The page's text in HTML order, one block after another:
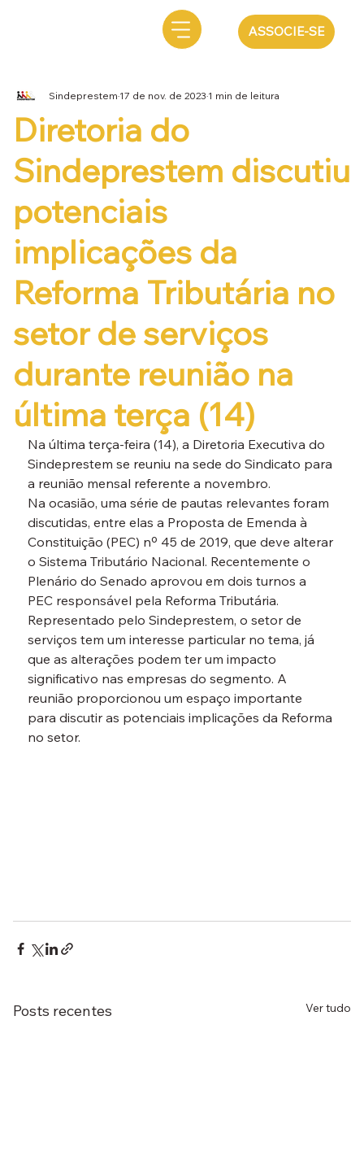
ASSOCIE-SE
Diretoria do
Sindeprestem discutiu
potenciais
implicações da
Reforma Tributária no
setor de serviços
durante reunião na
última terça (14)
Sindeprestem17 de nov. de 20231 min de leitura
Na última terça-feira (14), a Diretoria Executiva do
Sindeprestem se reuniu na sede do Sindicato para
a reunião mensal referente a novembro.
Na ocasião, uma série de pautas relevantes foram
discutidas, entre elas a Proposta de Emenda à
Constituição (PEC) nº 45 de 2019, que deve alterar
o Sistema Tributário Nacional. Recentemente o
Plenário do Senado aprovou em dois turnos a
PEC responsável pela Reforma Tributária.
Representado pelo Sindeprestem, o setor de
serviços tem um interesse particular no tema, já
que as alterações podem ter um impacto
significativo nas empresas do segmento. A
reunião proporcionou um espaço importante
para discutir as potenciais implicações da Reforma
no setor.
Posts recentes Ver tudo